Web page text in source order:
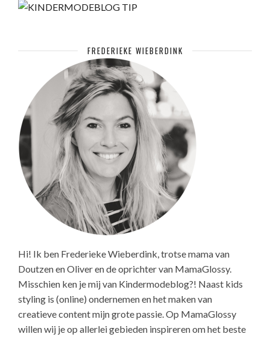
FREDERIEKE WIEBERDINK
Hi! Ik ben Frederieke Wieberdink, trotse mama van
Doutzen en Oliver en de oprichter van MamaGlossy.
Misschien ken je mij van Kindermodeblog?! Naast kids
styling is (online) ondernemen en het maken van
creatieve content mijn grote passie. Op MamaGlossy
willen wij je op allerlei gebieden inspireren om het beste